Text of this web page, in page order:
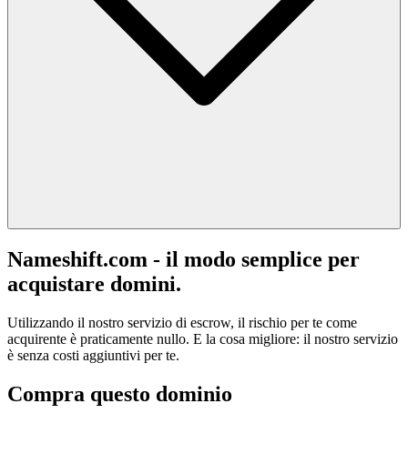
Nameshift.com - il modo semplice per
acquistare domini.
Utilizzando il nostro servizio di escrow, il rischio per te come
acquirente è praticamente nullo. E la cosa migliore: il nostro servizio
è senza costi aggiuntivi per te.
Compra questo dominio